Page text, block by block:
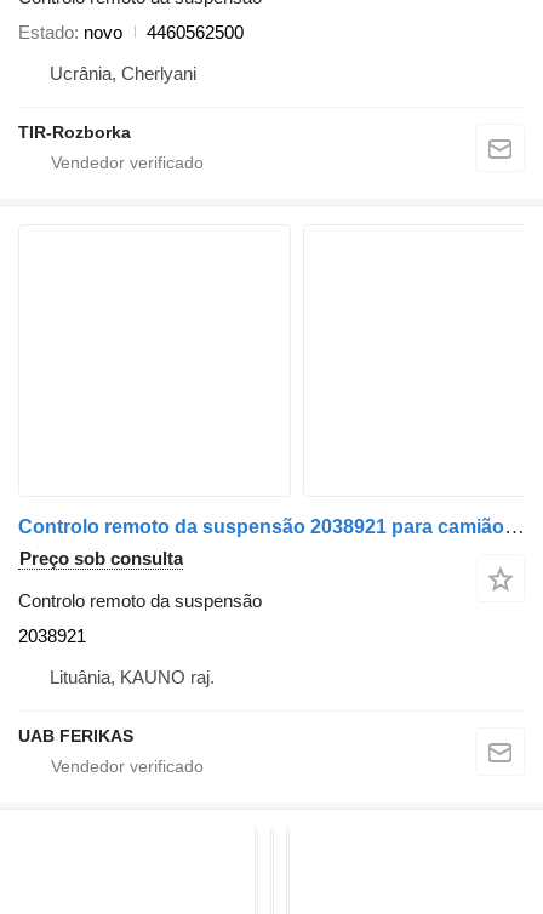
Estado novo
4460562500
Ucrânia, Cherlyani
TIR-Rozborka
Controlo remoto da suspensão 2038921 para camião tractor DAF XF
Preço sob consulta
Controlo remoto da suspensão
2038921
Lituânia, KAUNO raj.
UAB FERIKAS